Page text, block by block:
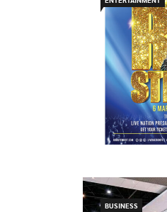
BUSINESS